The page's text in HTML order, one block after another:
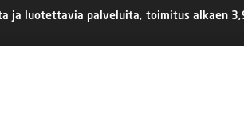
ja luotettavia palveluita, toimitus alkaen